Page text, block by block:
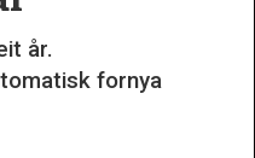
år.
fornya